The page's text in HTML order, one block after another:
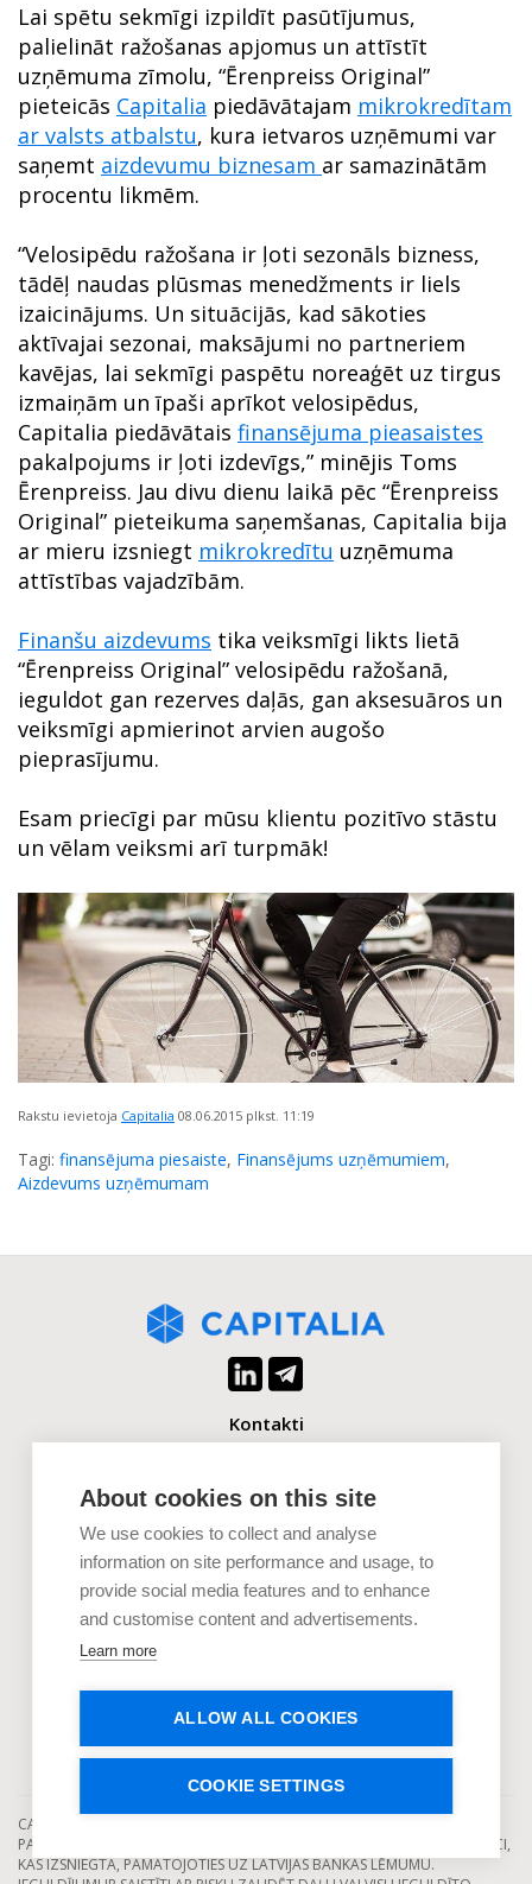
About cookies on this site
We use cookies to collect and analyse
information on site performance and usage, to
provide social media features and to enhance
and customise content and advertisements.
Learn more
ALLOW ALL COOKIES
COOKIE SETTINGS
Lai spētu sekmīgi izpildīt pasūtījumus,
palielināt ražošanas apjomus un attīstīt
uzņēmuma zīmolu, “Ērenpreiss Original”
pieteicās Capitalia piedāvātajam mikrokredītam
ar valsts atbalstu, kura ietvaros uzņēmumi var
saņemt aizdevumu biznesam ar samazinātām
procentu likmēm.
“Velosipēdu ražošana ir ļoti sezonāls bizness,
tādēļ naudas plūsmas menedžments ir liels
izaicinājums. Un situācijās, kad sākoties
aktīvajai sezonai, maksājumi no partneriem
kavējas, lai sekmīgi paspētu noreaģēt uz tirgus
izmaiņām un īpaši aprīkot velosipēdus,
Capitalia piedāvātais finansējuma pieasaistes
pakalpojums ir ļoti izdevīgs,” minējis Toms
Ērenpreiss. Jau divu dienu laikā pēc “Ērenpreiss
Original” pieteikuma saņemšanas, Capitalia bija
ar mieru izsniegt mikrokredītu uzņēmuma
attīstības vajadzībām.
Finanšu aizdevums tika veiksmīgi likts lietā
“Ērenpreiss Original” velosipēdu ražošanā,
ieguldot gan rezerves daļās, gan aksesuāros un
veiksmīgi apmierinot arvien augošo
pieprasījumu.
Esam priecīgi par mūsu klientu pozitīvo stāstu
un vēlam veiksmi arī turpmāk!
Rakstu ievietoja Capitalia 08.06.2015 plkst. 11:19
Tagi: finansējuma piesaiste, Finansējums uzņēmumiem,
Aizdevums uzņēmumam
Kontakti
+371 2880 0880
Uzņēmumiem
Investoriem
Uzzini vairāk
CAPITALIA IR LICENCĒTS EIROPAS KOLEKTĪVĀS FINANSĒŠANAS
PAKALPOJUMU SNIEDZĒJS, KAS DARBOJAS SASKAŅĀ AR DARBĪBAS LICENCI,
KAS IZSNIEGTA, PAMATOJOTIES UZ LATVIJAS BANKAS LĒMUMU.